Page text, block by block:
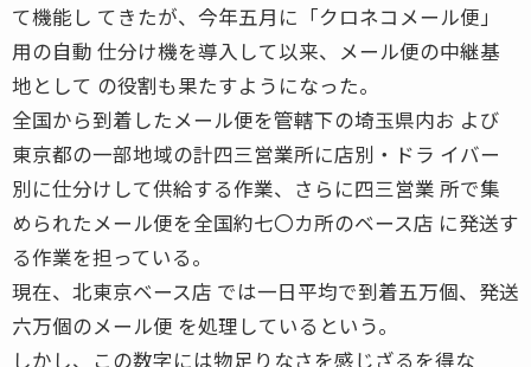
て機能し てきたが、今年五月に「クロネコメール便」
用の自動 仕分け機を導入して以来、メール便の中継基
地として の役割も果たすようになった。
全国から到着したメール便を管轄下の埼玉県内お よび
東京都の一部地域の計四三営業所に店別・ドラ イバー
別に仕分けして供給する作業、さらに四三営業 所で集
められたメール便を全国約七〇カ所のベース店 に発送す
る作業を担っている。
現在、北東京ベース店 では一日平均で到着五万個、発送
六万個のメール便 を処理しているという。
しかし、この数字には物足りなさを感じざるを得な